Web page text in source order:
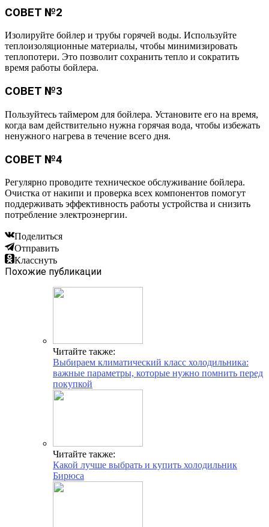
СОВЕТ №2
Изолируйте бойлер и трубы горячей воды. Используйте
теплоизоляционные материалы, чтобы минимизировать
теплопотери. Это позволит сохранить тепло и сократить
время работы бойлера.
СОВЕТ №3
Пользуйтесь таймером для бойлера. Установите его на время,
когда вам действительно нужна горячая вода, чтобы избежать
ненужного нагрева в течение всего дня.
СОВЕТ №4
Регулярно проводите техническое обслуживание бойлера.
Очистка от накипи и проверка всех компонентов помогут
поддерживать эффективность работы устройства и снизить
потребление электроэнергии.
Поделиться
Отправить
Класснуть
Похожие публикации
Читайте также:
Выбираем климатический класс холодильника:
важные параметры, которые нужно помнить перед
покупкой
Читайте также:
Какой лучше выбрать и купить холодильник
Бирюса